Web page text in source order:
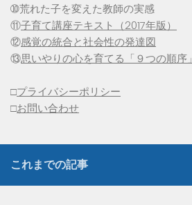
➉荒れた子を変えた教師の実感
⑪子育て講座テキスト（2017年版）
⑫感覚の統合と社会性の発達図
⑬思いやりの心を育てる「９つの順序」
□プライバシーポリシー
□お問い合わせ
これまでの記事